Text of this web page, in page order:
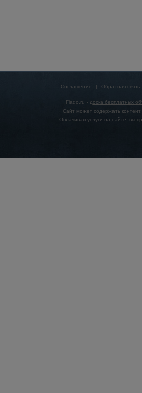
Соглашение | Обратная связь
Flado.ru - доска бесплатных
Сайт может содержать
Оплачивая услуги на сайте, вы